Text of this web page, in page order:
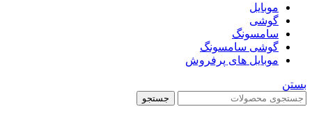
موبایل
گوشی
سامسونگ
گوشی سامسونگ
موبایل های پرفروش
بستن
جستجو